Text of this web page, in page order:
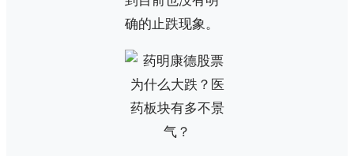
确的止跌现象。